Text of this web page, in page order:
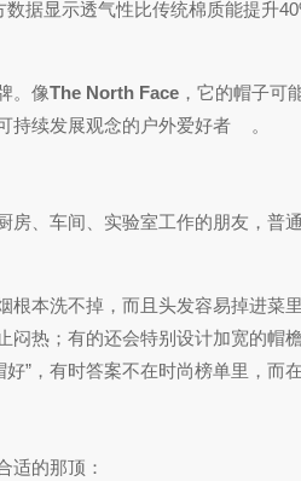
据显示透气性比传统棉质能提升
。像The North Face ，它的帽子可
持续发展观念的户外爱好者
。
、车间、实验室工作的朋友，普
根本洗不掉，而且头发容易掉进菜
热；有的还会特别设计加宽的帽
”，有时答案不在时尚榜单里，而
适的那顶：